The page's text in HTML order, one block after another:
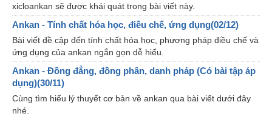
xicloankan sẽ được khái quát trong bài viết này.
Ankan - Tính chất hóa học, điều chế, ứng dụng(02/12)
Bài viết đề cập đến tính chất hóa học, phương pháp điều chế và
ứng dụng của ankan ngắn gọn dễ hiểu.
Ankan - Đồng đẳng, đồng phân, danh pháp (Có bài tập áp
dụng)(30/11)
Cùng tìm hiểu lý thuyết cơ bản về ankan qua bài viết dưới đây
nhé.